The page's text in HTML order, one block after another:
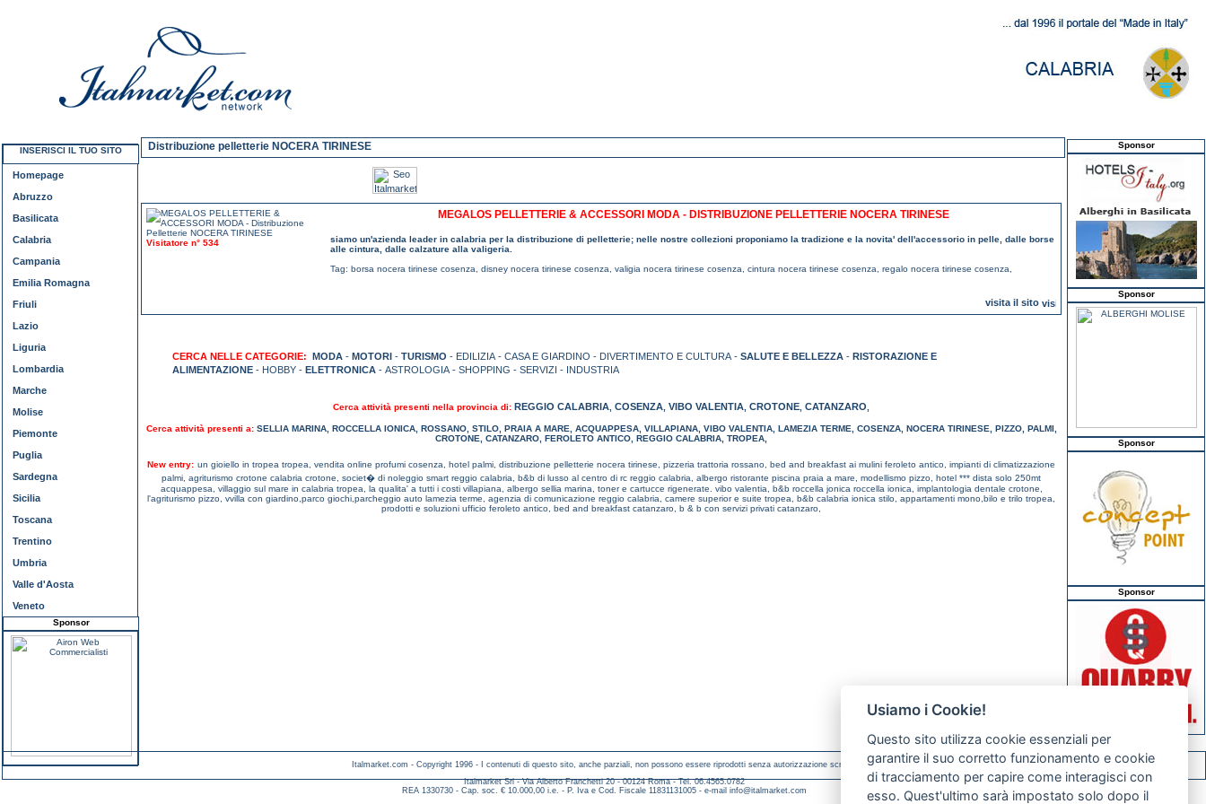
Distribuzione pelletterie NOCERA TIRINESE
Visitatore n° 534
MEGALOS PELLETTERIE & ACCESSORI MODA - DISTRIBUZIONE PELLETTERIE NOCERA TIRINESE
siamo un'azienda leader in calabria per la distribuzione di pelletterie; nelle nostre collezioni proponiamo la tradizione e la novita' dell'accessorio in pelle, dalle borse
alle cintura, dalle calzature alla valigeria.
Tag: borsa nocera tirinese cosenza disney nocera tirinese cosenza valigia nocera tirinese cosenza cintura nocera tirinese cosenza regalo nocera tirinese cosenza
visita il sito
CERCA NELLE CATEGORIE: MODA - MOTORI - TURISMO - EDILIZIA - CASA E GIARDINO - DIVERTIMENTO E CULTURA - SALUTE E BELLEZZA - RISTORAZIONE E
ALIMENTAZIONE - HOBBY - ELETTRONICA - ASTROLOGIA - SHOPPING - SERVIZI - INDUSTRIA
Cerca attività presenti nella provincia di: REGGIO CALABRIA COSENZA VIBO VALENTIA CROTONE CATANZARO
Cerca attività presenti a: SELLIA MARINA, ROCCELLA IONICA, ROSSANO, STILO, PRAIA A MARE ACQUAPPESA, VILLAPIANA, VIBO VALENTIA, LAMEZIA TERME COSENZA, NOCERA TIRINESE PIZZO, PALMI,
CROTONE
CATANZARO FEROLETO ANTICO REGGIO CALABRIA TROPEA
New entry: un gioiello in tropea tropea, vendita online profumi cosenza, hotel palmi, distribuzione pelletterie nocera tirinese, pizzeria trattoria rossano, bed and breakfast ai mulini feroleto antico, impianti di climatizzazione
palmi, agriturismo crotone calabria crotone, societ� di noleggio smart reggio calabria, b&b di lusso al centro di rc reggio calabria, albergo ristorante piscina praia a mare, modellismo pizzo, hotel *** dista solo 250mt
acquappesa, villaggio sul mare in calabria tropea, la qualita' a tutti i costi villapiana, albergo sellia marina, toner e cartucce rigenerate. vibo valentia, b&b roccella jonica roccella ionica, implantologia dentale crotone,
l'agriturismo pizzo, vvilla con giardino,parco giochi,parcheggio auto lamezia terme, agenzia di comunicazione reggio calabria, camere superior e suite tropea, b&b calabria ionica stilo, appartamenti mono,bilo e trilo tropea,
prodotti e soluzioni ufficio feroleto antico, bed and breakfast catanzaro, b & b con servizi privati catanzaro,
INSERISCI IL TUO SITO
Homepage
Abruzzo
Basilicata
Calabria
Campania
Emilia Romagna
Friuli
Lazio
Liguria
Lombardia
Marche
Molise
Piemonte
Puglia
Sardegna
Sicilia
Toscana
Trentino
Umbria
Valle d'Aosta
Veneto
Sponsor
Sponsor
Sponsor
Sponsor
Sponsor
Italmarket.com - Copyright 1996 - I contenuti di questo sito, anche parziali, non possono essere riprodotti senza autorizzazione scritta.
Italmarket Srl - Via Alberto Franchetti 20 - 00124 Roma - Tel. 06.4565.0782
REA 1330730 - Cap. soc. € 10.000,00 i.e. - P. Iva e Cod. Fiscale 11831131005 - e-mail info@italmarket.com
Usiamo i Cookie!
Questo sito utilizza cookie essenziali per
garantire il suo corretto funzionamento e cookie
di tracciamento per capire come interagisci con
esso. Quest'ultimo sarà impostato solo dopo il